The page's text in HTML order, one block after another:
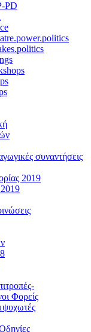
PD
συναντήσεις
2019
Φορείς